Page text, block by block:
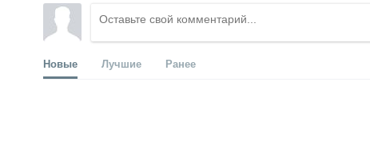
Новые Лучшие Ранее